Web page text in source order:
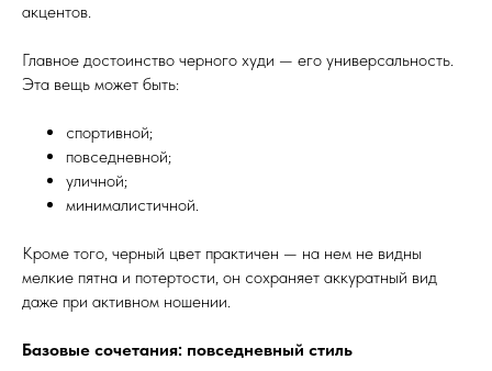
акцентов.
Главное достоинство черного худи — его универсальность.
Эта вещь может быть:
спортивной;
повседневной;
уличной;
минималистичной.
Кроме того, черный цвет практичен — на нем не видны
мелкие пятна и потертости, он сохраняет аккуратный вид
даже при активном ношении.
Базовые сочетания: повседневный стиль